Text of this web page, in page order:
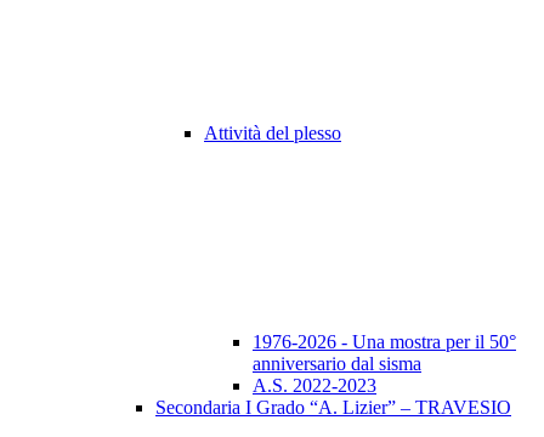
Attività del plesso
1976-2026 - Una mostra per il 50°
anniversario dal sisma
A.S. 2022-2023
Secondaria I Grado “A. Lizier” – TRAVESIO